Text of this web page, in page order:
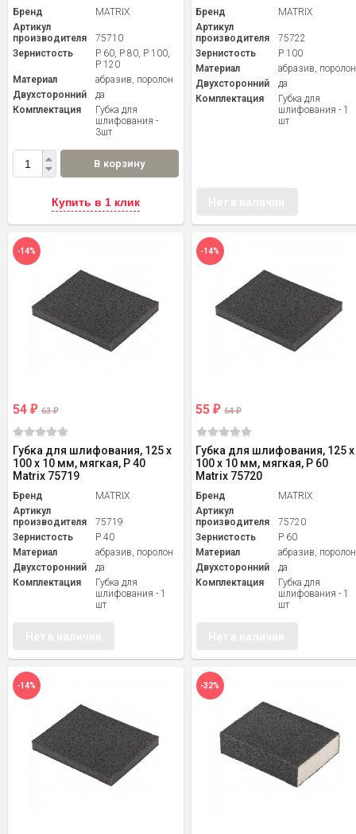
Бренд
MATRIX
Артикул
производителя
75710
Зернистость
P 60, P 80, P 100,
P 120
Материал
абразив, поролон
Двухсторонний
да
Комплектация
Губка для
шлифования -
3шт
В корзину
Купить в 1 клик
Бренд
MATRIX
Артикул
производителя
75722
Зернистость
P 100
Материал
абразив, поролон
Двухсторонний
да
Комплектация
Губка для
шлифования - 1
шт
-14%
54 ₽ 63₽
Губка для шлифования, 125 х
100 х 10 мм, мягкая, P 40
Matrix 75719
Бренд
MATRIX
Артикул
производителя
75719
Зернистость
P 40
Материал
абразив, поролон
Двухсторонний
да
Комплектация
Губка для
шлифования - 1
шт
-14%
55₽ 64₽
Губка для шлифования, 125 х
100 х 10 мм, мягкая, P 60
Matrix 75720
Бренд
MATRIX
Артикул
производителя
75720
Зернистость
P 60
Материал
абразив, поролон
Двухсторонний
да
Комплектация
Губка для
шлифования - 1
шт
-14% -32%